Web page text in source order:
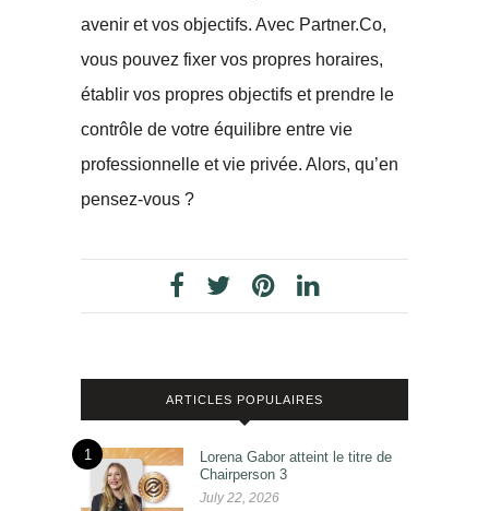
avenir et vos objectifs. Avec Partner.Co,
vous pouvez fixer vos propres horaires,
établir vos propres objectifs et prendre le
contrôle de votre équilibre entre vie
professionnelle et vie privée. Alors, qu’en
pensez-vous ?
ARTICLES POPULAIRES
1
Lorena Gabor atteint le titre de
Chairperson 3
July 22, 2026